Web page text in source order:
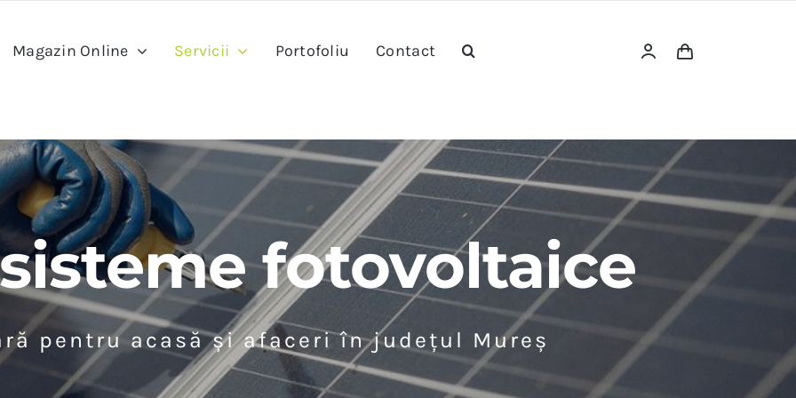
Magazin Online Servicii Portofoliu Contact
fotovoltaice
pentru acasă și afaceri în județul Mureș